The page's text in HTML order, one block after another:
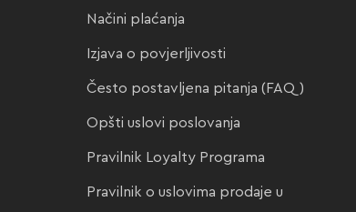
Načini plaćanja
Izjava o povjerljivosti
Često postavljena pitanja (FAQ)
Opšti uslovi poslovanja
Pravilnik Loyalty Programa
Pravilnik o uslovima prodaje u